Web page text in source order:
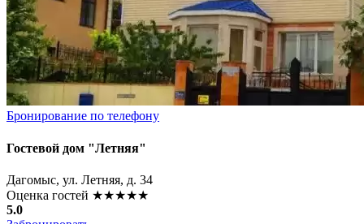
Бронирование по телефону
Гостевой дом "Летняя"
Дагомыс, ул. Летняя, д. 34
Оценка гостей ★★★★★
5.0